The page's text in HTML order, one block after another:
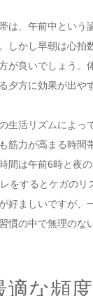
は、午前中という
しかし早朝は心拍
が良いでしょう。
夕方に効果が出や
生活リズムによっ
筋力が高まる時間
間は午前6時と夜
をするとケガのリ
好ましいですが、
慣の中で無理のな
適な頻度